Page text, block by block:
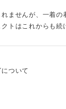
ませんが、一着の
トはこれからも続
ついて